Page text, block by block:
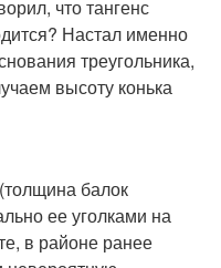
что тангенс
Настал именно
треугольника,
высоту конька
балок
ее уголками на
в районе ранее